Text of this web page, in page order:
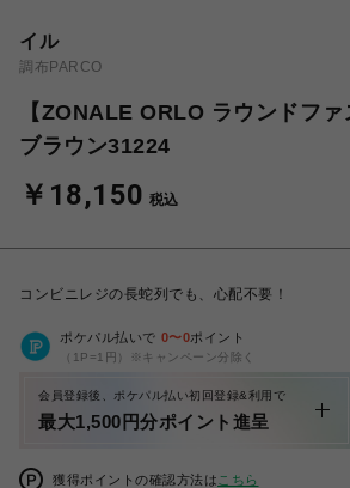
イル
調布PARCO
【ZONALE ORLO ラウンドファ
ブラウン31224
￥18,150 税込
コンビニレジの長蛇列でも、心配不要！
ポケパル払いで 0〜0ポイント
（1P=1円）※キャンペーン分除く
会員登録後、ポケパル払い初回登録&利用で
最大1,500円分ポイント進呈
獲得ポイントの確認方法は こちら